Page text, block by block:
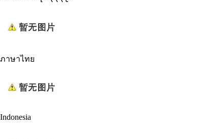
ภาษาไทย
Indonesia